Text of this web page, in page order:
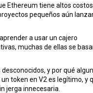
Ethereum tiene altos
pequeños aún
a usar un cajero
muchas de ellas se
y por qué
token en V2 es legítimo, y
jerga innecesaria.